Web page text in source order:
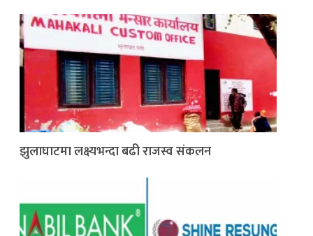
झुलाघाटमा लक्ष्यभन्दा बढी राजस्व संकलन